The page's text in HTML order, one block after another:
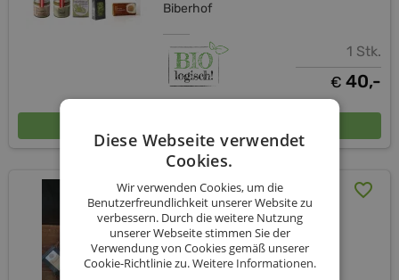
Biberhof
1 Stk.
€ 40,-
Kennenlernpaket - inkl.
Versand (AT)
Biberhof
Diese Webseite verwendet
Cookies.
Wir verwenden Cookies, um die
Benutzerfreundlichkeit unserer Website zu
verbessern. Durch die weitere Nutzung
unserer Webseite stimmen Sie der
Verwendung von Cookies gemäß unserer
Cookie-Richtlinie zu.Weitere Informationen.